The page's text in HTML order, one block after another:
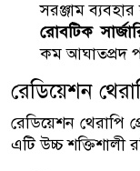
সরঞ্জাম
রোবটিক
কম আঘাতপ্রদ
রেডিয়েশন
রেডিয়েশন থেরাপি
এটি উচ্চ শক্তিশালী